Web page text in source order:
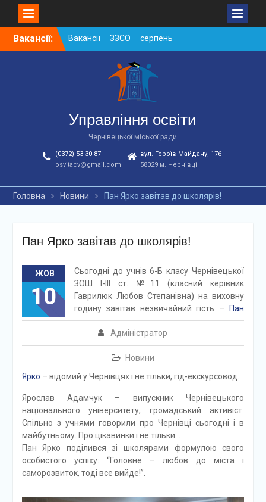
SkipВакансії:
Вакансії ЗЗСО серпень
2026
Вакансії ЗЗСО червень
Вакансії у ЗДО та
дошкільних підрозділах
ЗЗСО станом на
01.08.2026 р.
Управління освіти
Чернівецької міської ради
(0372) 53-30-87
osvitacv@gmail.com
вул. Героїв Майдану, 176
58029 м. Чернівці
Головна Новини Пан Ярко завітав до школярів!
Пан Ярко завітав до школярів!
ЖОВ
10
Адміністратор
Новини
Сьогодні до учнів 6-Б класу Чернівецької
ЗОШ І-ІІІ ст. №11 (класний керівник
Гаврилюк Любов Степанівна) на виховну
годину завітав незвичайний гість –
Пан
Ярко – відомий у Чернівцях і не тільки, гід-екскурсовод.
Ярослав Адамчук – випускник Чернівецького
національного університету, громадський активіст.
Спільно з учнями говорили про Чернівці сьогодні і в
майбутньому. Про цікавинки і не тільки…
Пан Ярко поділився зі школярами формулою свого
особистого успіху: “Головне – любов до міста і
саморозвиток, тоді все вийде!”.